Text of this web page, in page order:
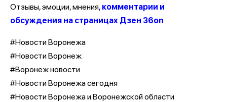
Отзывы, эмоции, мнения, комментарии и
обсуждения на страницах Дзен 36on
#Новости Воронежа
#Новости Воронеж
#Воронеж новости
#Новости Воронежа сегодня
#Новости Воронежа и Воронежской области